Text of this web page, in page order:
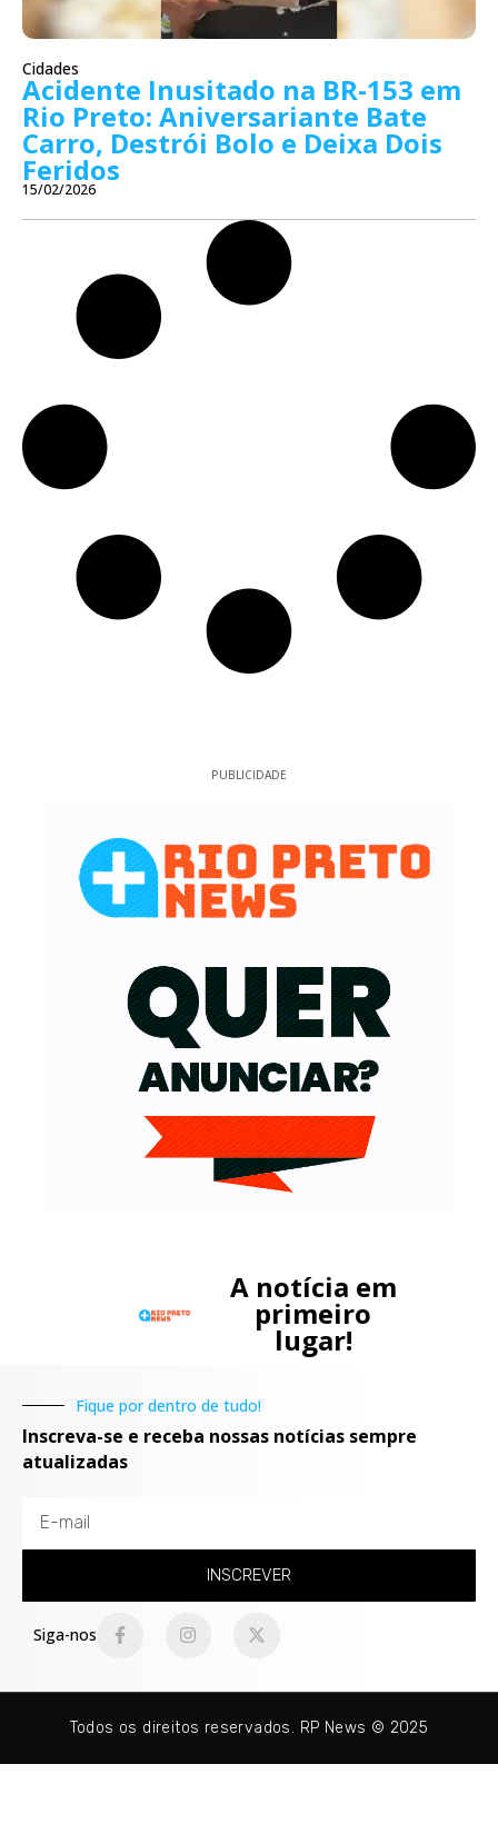
Cidades
Acidente Inusitado na BR-153 em
Rio Preto: Aniversariante Bate
Carro, Destrói Bolo e Deixa Dois
Feridos
15/02/2026
PUBLICIDADE
A notícia em
primeiro
lugar!
Fique por dentro de tudo!
Inscreva-se e receba nossas notícias sempre
atualizadas
INSCREVER
Siga-nos
Todos os direitos reservados. RP News © 2025